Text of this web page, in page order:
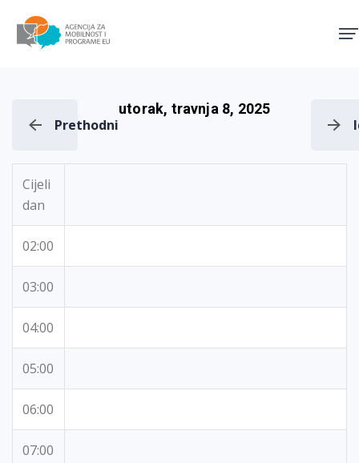
Prethodni
utorak, travnja 8, 2025
Cijeli
dan
02:00
03:00
04:00
05:00
06:00
07:00